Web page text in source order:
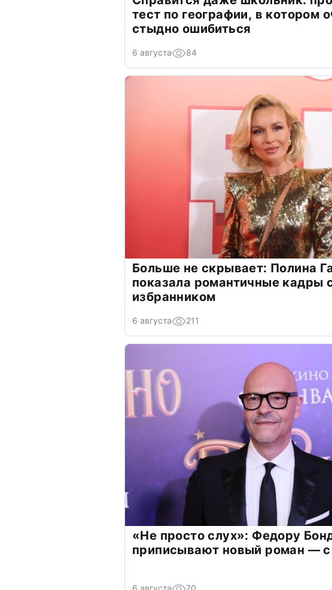
тест по географии, в котором
стыдно ошибиться
6 августа 84
Больше не скрывает: Полина
показала романтичные кадры
избранником
6 августа 211
«Не просто слух»: Федору
приписывают новый роман —
6 августа 70